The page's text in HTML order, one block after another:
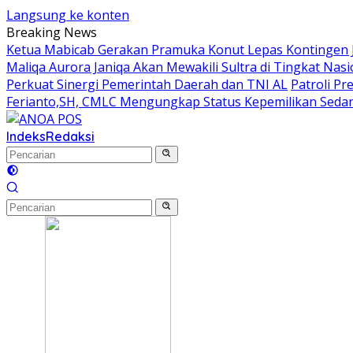
Langsung ke konten
Breaking News
Ketua Mabicab Gerakan Pramuka Konut Lepas
Maliqa Aurora Janiqa Akan Mewakili Sultra di Tingkat
Perkuat Sinergi Pemerintah Daerah dan TNI AL Patroli
Ferianto,SH, CMLC Mengungkap Status Kepemilikan
IndeksRedaksi